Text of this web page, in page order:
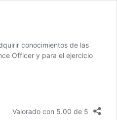
conocimientos de las
Officer y para el ejercicio
Valorado con 5.00 de 5